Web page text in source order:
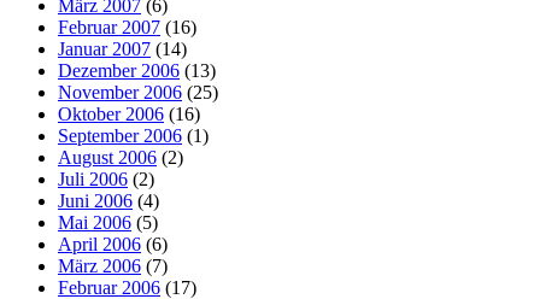
März 2007 (6)
Februar 2007 (16)
Januar 2007 (14)
Dezember 2006 (13)
November 2006 (25)
Oktober 2006 (16)
September 2006 (1)
August 2006 (2)
Juli 2006 (2)
Juni 2006 (4)
Mai 2006 (5)
April 2006 (6)
März 2006 (7)
Februar 2006 (17)